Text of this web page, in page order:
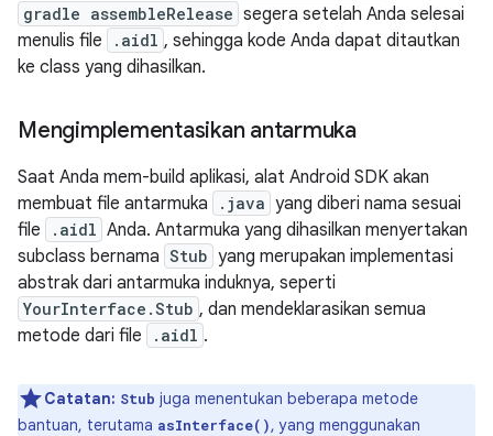
gradle assembleRelease segera setelah Anda selesai
menulis file
.aidl , sehingga kode Anda dapat ditautkan
ke class yang dihasilkan.
Mengimplementasikan antarmuka
Saat Anda mem-build aplikasi, alat Android SDK akan
membuat file antarmuka
.java yang diberi nama sesuai
file
.aidl Anda. Antarmuka yang dihasilkan menyertakan
subclass bernama Stub yang merupakan implementasi
abstrak dari antarmuka induknya, seperti
YourInterface.Stub , dan mendeklarasikan semua
metode dari file
.aidl .
Catatan: Stub juga menentukan beberapa metode
bantuan, terutama asInterface(), yang menggunakan